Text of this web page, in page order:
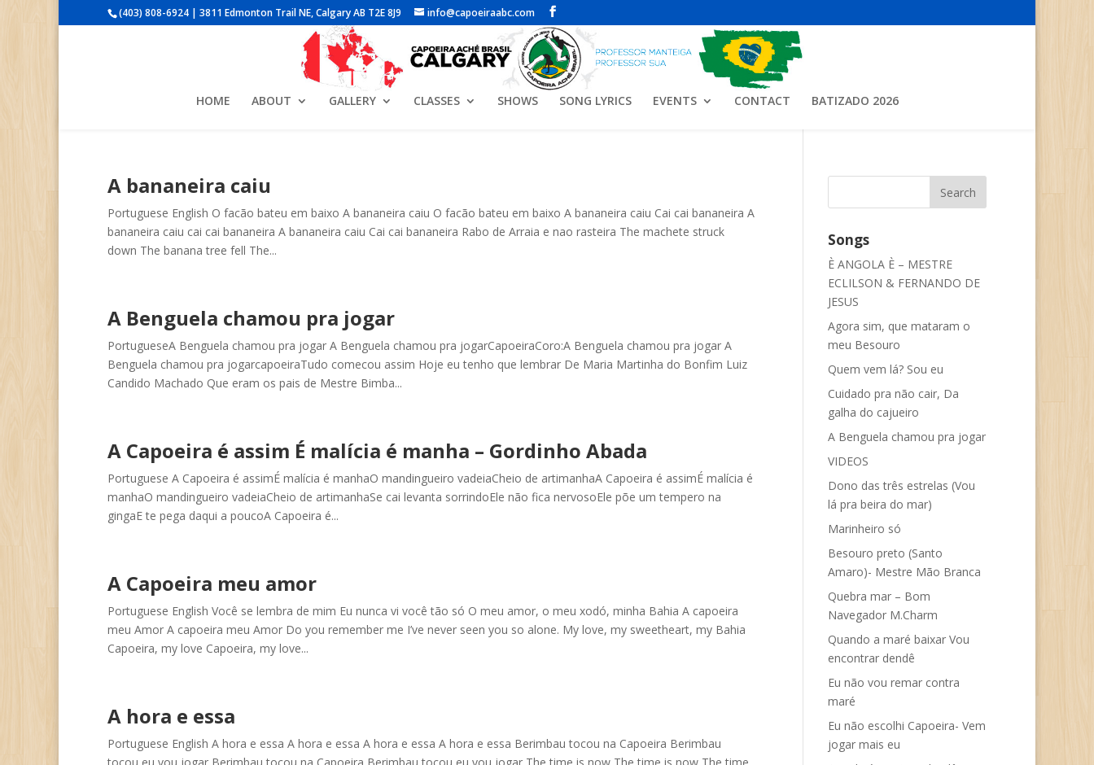
(403) 808-6924 | 3811 Edmonton Trail NE, Calgary AB T2E 8J9 info@capoeiraabc.com
HOME ABOUT GALLERY CLASSES SHOWS SONG LYRICS EVENTS CONTACT BATIZADO 2026
A bananeira caiu
Portuguese English O facão bateu em baixo A bananeira caiu O facão bateu em baixo A bananeira caiu Cai cai bananeira A
bananeira caiu cai cai bananeira A bananeira caiu Cai cai bananeira Rabo de Arraia e nao rasteira The machete struck
down The banana tree fell The...
A Benguela chamou pra jogar
PortugueseA Benguela chamou pra jogar A Benguela chamou pra jogarCapoeiraCoro:A Benguela chamou pra jogar A
Benguela chamou pra jogarcapoeiraTudo comecou assim Hoje eu tenho que lembrar De Maria Martinha do Bonfim Luiz
Candido Machado Que eram os pais de Mestre Bimba...
A Capoeira é assim É malícia é manha – Gordinho Abada
Portuguese A Capoeira é assimÉ malícia é manhaO mandingueiro vadeiaCheio de artimanhaA Capoeira é assimÉ malícia é
manhaO mandingueiro vadeiaCheio de artimanhaSe cai levanta sorrindoEle não fica nervosoEle põe um tempero na
gingaE te pega daqui a poucoA Capoeira é...
A Capoeira meu amor
Portuguese English Você se lembra de mim Eu nunca vi você tão só O meu amor, o meu xodó, minha Bahia A capoeira
meu Amor A capoeira meu Amor Do you remember me I’ve never seen you so alone. My love, my sweetheart, my Bahia
Capoeira, my love Capoeira, my love...
A hora e essa
Portuguese English A hora e essa A hora e essa A hora e essa A hora e essa Berimbau tocou na Capoeira Berimbau
Songs
È ANGOLA È – MESTRE
ECLILSON & FERNANDO DE
JESUS
Agora sim, que mataram o
meu Besouro
Quem vem lá? Sou eu
Cuidado pra não cair, Da
galha do cajueiro
A Benguela chamou pra jogar
VIDEOS
Dono das três estrelas (Vou
lá pra beira do mar)
Marinheiro só
Besouro preto (Santo
Amaro)- Mestre Mão Branca
Quebra mar – Bom
Navegador M.Charm
Quando a maré baixar Vou
encontrar dendê
Eu não vou remar contra
maré
Eu não escolhi Capoeira- Vem
jogar mais eu